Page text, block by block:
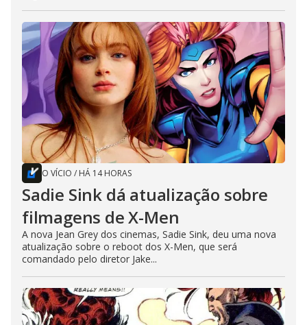
O VÍCIO / HÁ 14 HORAS
Sadie Sink dá atualização sobre
filmagens de X-Men
A nova Jean Grey dos cinemas, Sadie Sink, deu uma nova
atualização sobre o reboot dos X-Men, que será
comandado pelo diretor Jake...